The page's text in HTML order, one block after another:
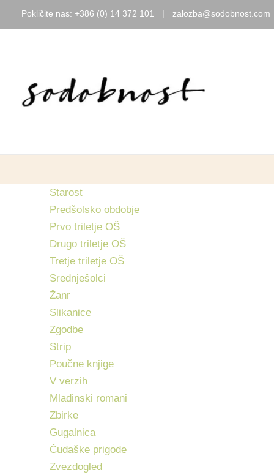
Pokličite nas: +386 (0) 14 372 101 | zalozba@sodobnost.com
Starost
Predšolsko obdobje
Prvo triletje OŠ
Drugo triletje OŠ
Tretje triletje OŠ
Srednješolci
Žanr
Slikanice
Zgodbe
Strip
Poučne knjige
V verzih
Mladinski romani
Zbirke
Gugalnica
Čudaške prigode
Zvezdogled